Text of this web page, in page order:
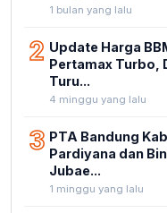
1 bulan yang lalu
2 Update Harga
Pertamax Turbo,
Turu...
4 minggu yang lalu
3 PTA Bandung
Pardiyana dan
Jubae...
1 minggu yang lalu